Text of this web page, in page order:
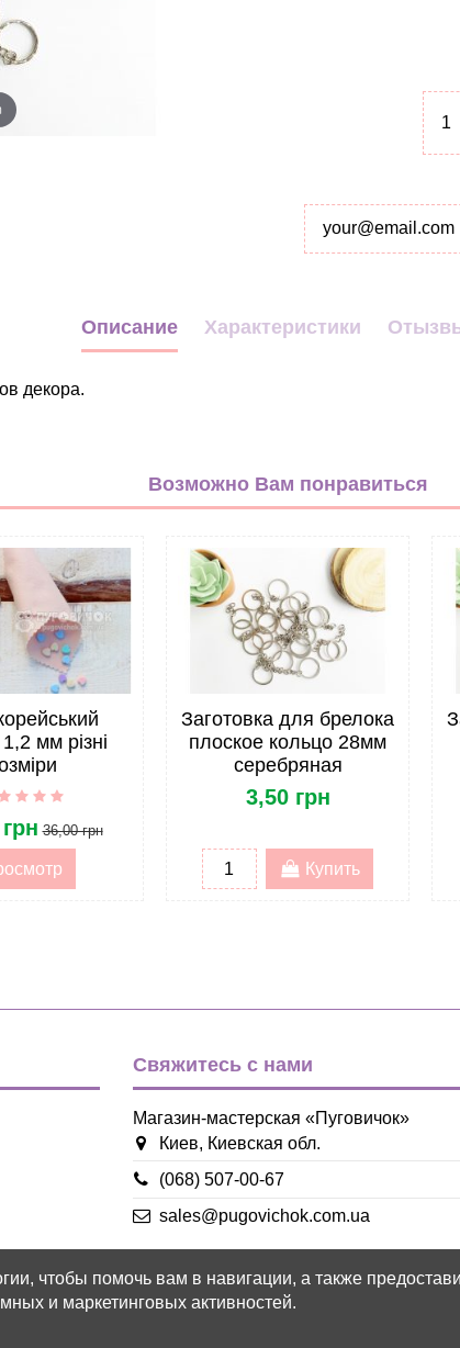
Описание Характеристики
декора.
Китай
Для брелков
Возможно Вам понравиться
мм різні
36,00 грн
Заготовка для брелока
плоское кольцо 28мм
серебряная
3,50 грн
Купить
Свяжитесь с нами
Магазин-мастерская «Пуговичок»
Киев, Киевская обл.
(068) 507-00-67
sales@pugovichok.com.ua
чтобы помочь вам в навигации, а также
и маркетинговых активностей.